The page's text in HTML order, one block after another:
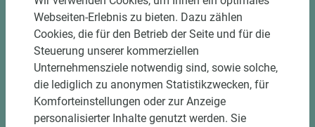
DOWNLOADS
Webseiten-Erlebnis zu bieten. Dazu zählen
Cookies, die für den Betrieb der Seite und für die
Steuerung unserer kommerziellen
Unternehmensziele notwendig sind, sowie solche,
die lediglich zu anonymen Statistikzwecken, für
Komforteinstellungen oder zur Anzeige
personalisierter Inhalte genutzt werden. Sie